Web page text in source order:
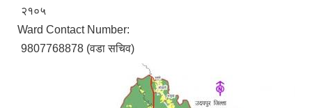
२१०५
Ward Contact Number:
9807768878 (वडा सचिव)